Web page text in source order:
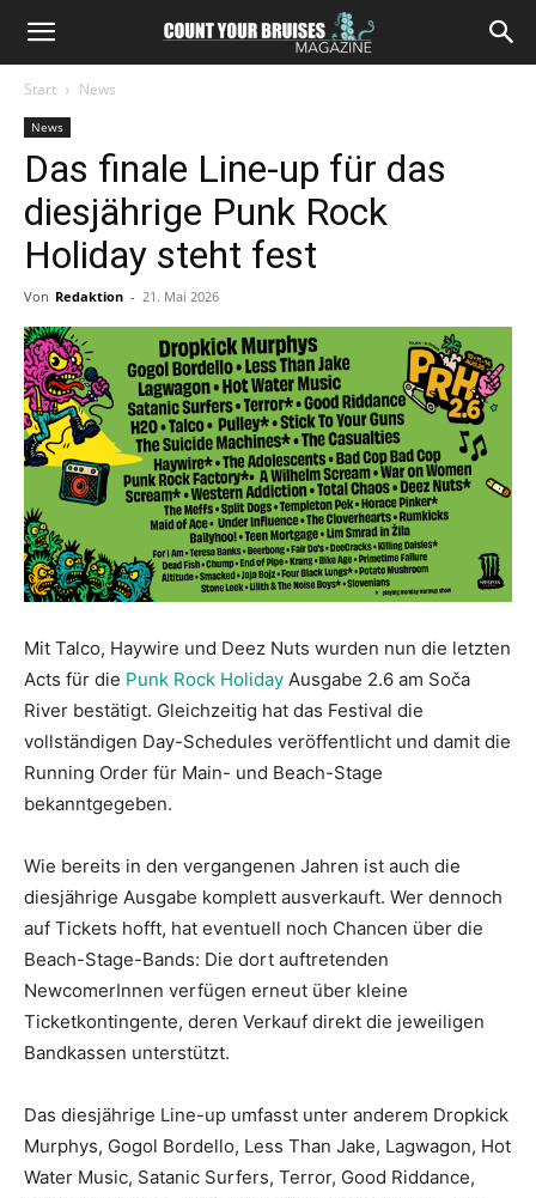
Start News
News
Das finale Line-up für das
diesjährige Punk Rock
Holiday steht fest
Von Redaktion - 21. Mai 2026
Mit Talco, Haywire und Deez Nuts wurden nun die letzten
Acts für die Punk Rock Holiday Ausgabe 2.6 am Soča
River bestätigt. Gleichzeitig hat das Festival die
vollständigen Day-Schedules veröffentlicht und damit die
Running Order für Main- und Beach-Stage
bekanntgegeben.
Wie bereits in den vergangenen Jahren ist auch die
diesjährige Ausgabe komplett ausverkauft. Wer dennoch
auf Tickets hofft, hat eventuell noch Chancen über die
Beach-Stage-Bands: Die dort auftretenden
NewcomerInnen verfügen erneut über kleine
Ticketkontingente, deren Verkauf direkt die jeweiligen
Bandkassen unterstützt.
Das diesjährige Line-up umfasst unter anderem Dropkick
Murphys, Gogol Bordello, Less Than Jake, Lagwagon, Hot
Water Music, Satanic Surfers, Terror, Good Riddance,